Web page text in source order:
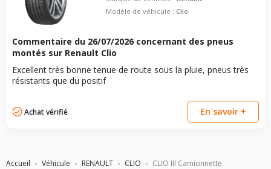
Accueil Véhicule RENAULT CLIO CLIO III Camionnette
Modèle de véhicule : Clio
Commentaire du 26/07/2026 concernant des pneus
montés sur Renault Clio
Excellent très bonne tenue de route sous la pluie, pneus très
résistants que du positif
Achat vérifié En savoir +